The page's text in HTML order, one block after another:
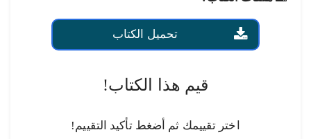
تحميل الكتاب
قيم هذا الكتاب!
اختر تقييمك ثم أضغط تأكيد التقييم!